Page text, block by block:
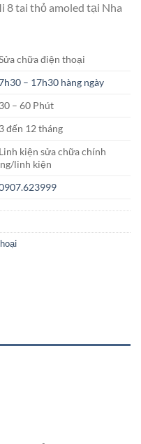
từ
1.600.000₫
8 tai thỏ amoled tại Nha
Sửa chữa điện thoại
– 17h30 hàng ngày
– 60 Phút
đến 12 tháng
Linh kiện sửa chữa chính
linh kiện